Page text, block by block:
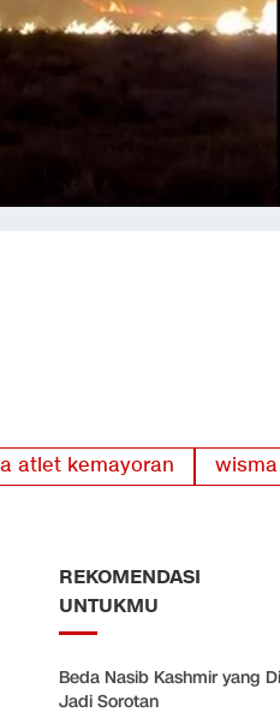
atlet kemayoran
REKOMENDASI
UNTUKMU
Beda Nasib Kashmir yang
Jadi Sorotan